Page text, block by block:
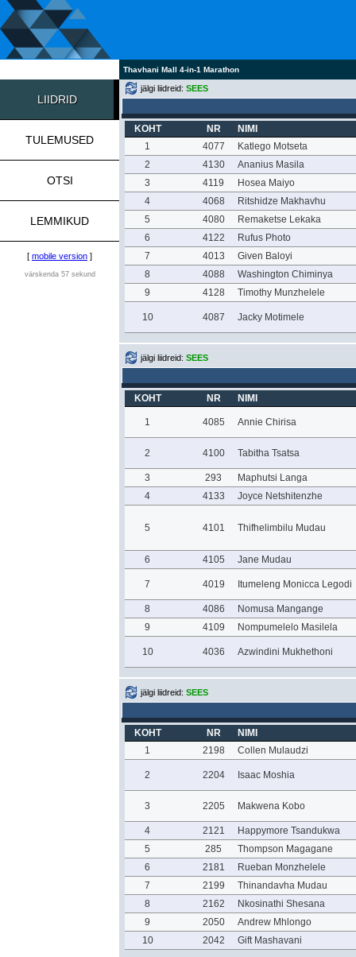
Thavhani Mall 4-in-1 Marathon
LIIDRID
TULEMUSED
OTSI
LEMMIKUD
[ mobile version ]
värskenda 57 sekund
jälgi liidreid: SEES
KOHT NR
NIMI
1
4077
Katlego Motseta
2
4130
Ananius Masila
3
4119
Hosea Maiyo
4
4068
Ritshidze Makhavhu
5
4080
Remaketse Lekaka
6
4122
Rufus Photo
7
4013
Given Baloyi
8
4088
Washington Chiminya
9
4128 Timothy Munzhelele
10 4087 Jacky Motimele
jälgi liidreid: SEES
KOHT NR NIMI
1 4085 Annie Chirisa
2 4100 Tabitha Tsatsa
3 293
Maphutsi Langa
4
4133 Joyce Netshitenzhe
5 4101 Thifhelimbilu Mudau
6 4105 Jane Mudau
7 4019 Itumeleng Monicca Legodi
8 4086
Nomusa Mangange
9
4109 Nompumelelo Masilela
10 4036 Azwindini Mukhethoni
jälgi liidreid: SEES
KOHT NR
NIMI
1
2198 Collen Mulaudzi
2 2204 Isaac Moshia
3 2205 Makwena Kobo
4 2121
Happymore Tsandukwa
5
285
Thompson Magagane
6
2181
Rueban Monzhelele
7
2199
Thinandavha Mudau
8
2162
Nkosinathi Shesana
9
2050
Andrew Mhlongo
10
2042 Gift Mashavani